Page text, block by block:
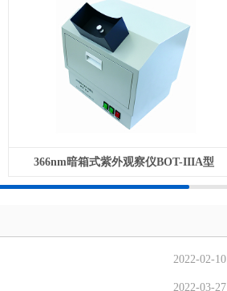
366nm暗箱式紫外观察仪BOT-IIIA型
2022-02-10
2022-03-27